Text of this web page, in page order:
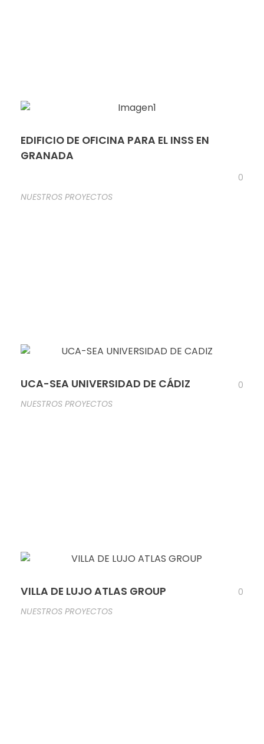
EDIFICIO DE OFICINA PARA EL INSS EN
GRANADA
0
NUESTROS PROYECTOS
UCA-SEA UNIVERSIDAD DE CÁDIZ
0
NUESTROS PROYECTOS
VILLA DE LUJO ATLAS GROUP
0
NUESTROS PROYECTOS